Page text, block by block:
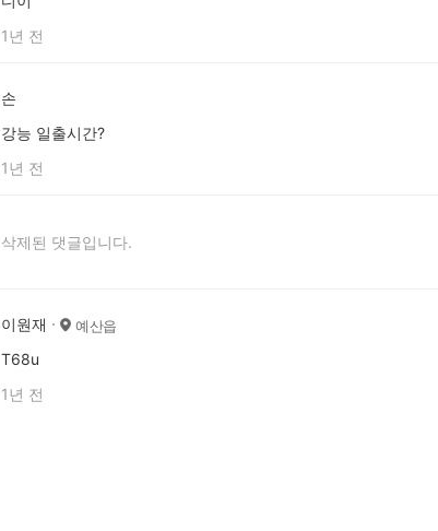
1년 전
손
강능 일출시간?
1년 전
삭제된 댓글입니다.
이원재 예산읍
T68u
1년 전